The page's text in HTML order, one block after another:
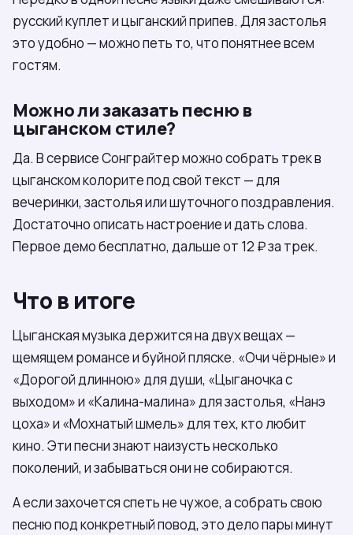
русский куплет и цыганский припев. Для застолья
это удобно — можно петь то, что понятнее всем
гостям.
Можно ли заказать песню в
цыганском стиле?
Да. В сервисе Сонграйтер можно собрать трек в
цыганском колорите под свой текст — для
вечеринки, застолья или шуточного поздравления.
Достаточно описать настроение и дать слова.
Первое демо бесплатно, дальше от 12 ₽ за трек.
Что в итоге
Цыганская музыка держится на двух вещах —
щемящем романсе и буйной пляске. «Очи чёрные» и
«Дорогой длинною» для души, «Цыганочка с
выходом» и «Калина-малина» для застолья, «Нанэ
цоха» и «Мохнатый шмель» для тех, кто любит
кино. Эти песни знают наизусть несколько
поколений, и забываться они не собираются.
А если захочется спеть не чужое, а собрать свою
песню под конкретный повод, это дело пары минут